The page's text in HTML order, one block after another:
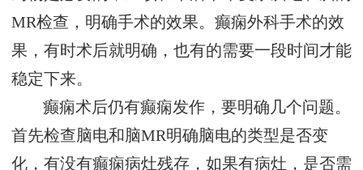
MR检查，明确手术的效果。癫痫外科手术的效
果，有时术后就明确，也有的需要一段时间才能
稳定下来。
癫痫术后仍有癫痫发作，要明确几个问题。
首先检查脑电和脑MR明确脑电的类型是否变
化，有没有癫痫病灶残存，如果有病灶，是否需